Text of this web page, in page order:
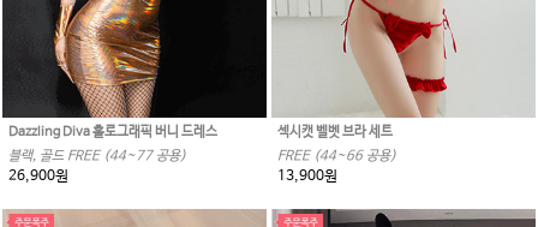
Dazzling Diva 홀로그래픽 버니 드레스
블랙, 골드 FREE (44~77 공용)
26,900원
섹시캣 벨벳 브라 세트
FREE (44~66 공용)
13,900원